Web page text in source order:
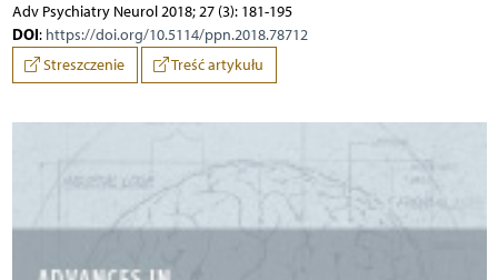
Adv Psychiatry Neurol 2018; 27 (3): 181-195
DOI: https://doi.org/10.5114/ppn.2018.78712
Streszczenie
Treść artykułu